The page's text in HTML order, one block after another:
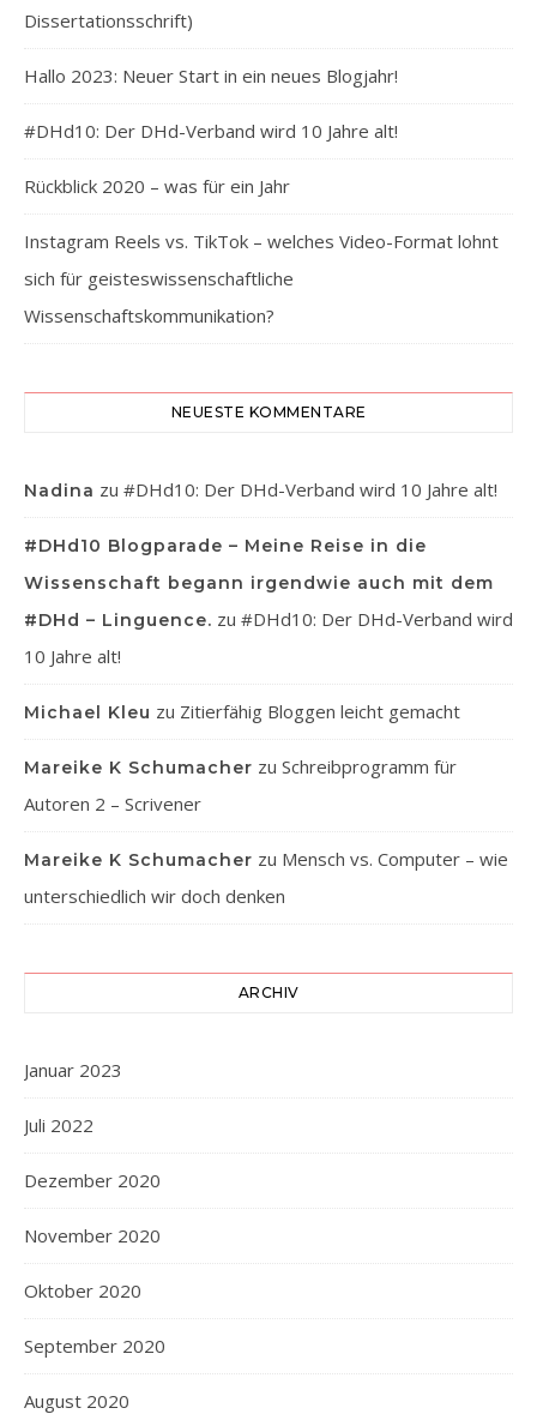
Dissertationsschrift)
Hallo 2023: Neuer Start in ein neues Blogjahr!
#DHd10: Der DHd-Verband wird 10 Jahre alt!
Rückblick 2020 – was für ein Jahr
Instagram Reels vs. TikTok – welches Video-Format lohnt
sich für geisteswissenschaftliche
Wissenschaftskommunikation?
NEUESTE KOMMENTARE
Nadina zu #DHd10: Der DHd-Verband wird 10 Jahre alt!
#DHd10 Blogparade – Meine Reise in die
Wissenschaft begann irgendwie auch mit dem
#DHd – Linguence. zu #DHd10: Der DHd-Verband wird
10 Jahre alt!
Michael Kleu zu Zitierfähig Bloggen leicht gemacht
Mareike K Schumacher zu Schreibprogramm für
Autoren 2 – Scrivener
Mareike K Schumacher zu Mensch vs. Computer – wie
unterschiedlich wir doch denken
ARCHIV
Januar 2023
Juli 2022
Dezember 2020
November 2020
Oktober 2020
September 2020
August 2020